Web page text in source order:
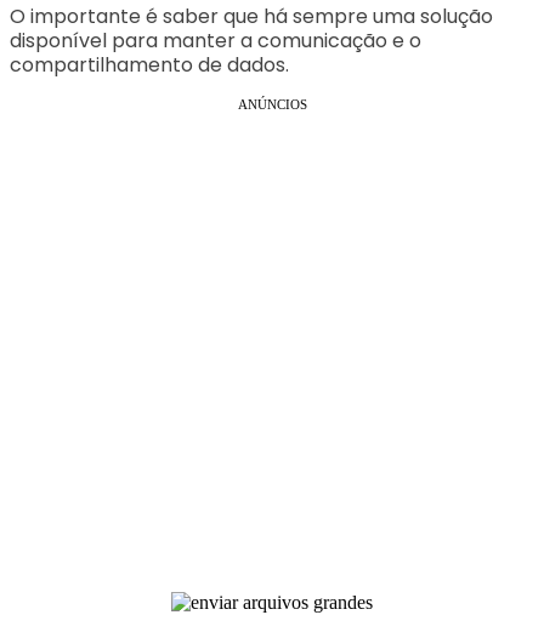
O importante é saber que há sempre uma solução
disponível para manter a comunicação e o
compartilhamento de dados.
ANÚNCIOS